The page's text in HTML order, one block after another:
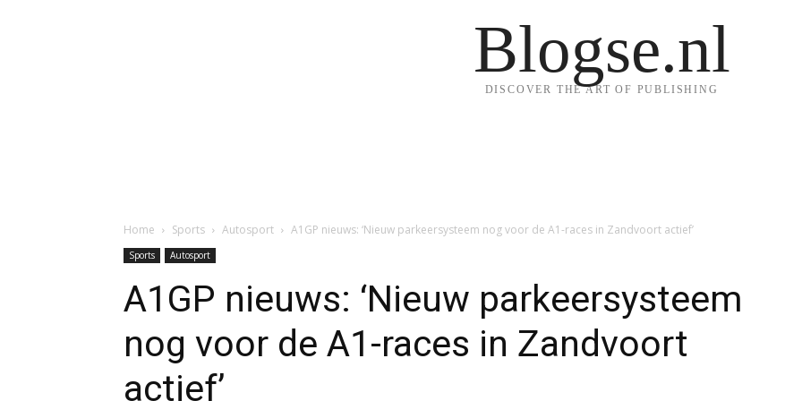
Blogse.nl
DISCOVER THE ART OF PUBLISHING
Home Sports Autosport A1GP nieuws: ‘Nieuw parkeersysteem nog voor de A1-races in Zandvoort actief’
Sports Autosport
A1GP nieuws: ‘Nieuw parkeersysteem
nog voor de A1-races in Zandvoort
actief’